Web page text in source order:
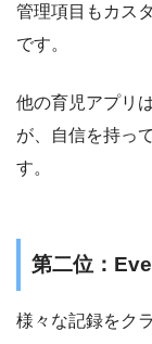
管理項目もカス
です。
他の育児アプリ
が、自信を持っ
す。
第二位：
様々な記録をク